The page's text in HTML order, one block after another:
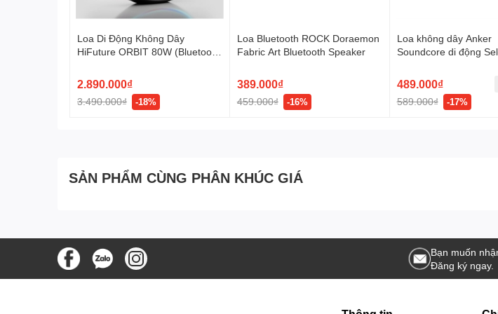
HÌNH ẢNH CHI TIẾT LOA KARAOKE DI
HIFUTURE MUSICBOX 100W
Loa Di Động Không Dây
HiFuture ORBIT 80W (Bluetooth
Light, Connects USB/Type-C
and AUX IN, DSP, DynaBoost™
Technology, TWS Mode)
2.890.000₫
3.490.000₫ -18%
Loa Bluetooth ROCK Doraemon
Fabric Art Bluetooth Speaker
389.000₫
459.000₫ -16%
Loa không dây Anker
Soundcore di động
489.000₫
589.000₫ -17%
SẢN PHẨM CÙNG PHÂN KHÚC GIÁ
Bạn muốn
Đăng ký ngay.